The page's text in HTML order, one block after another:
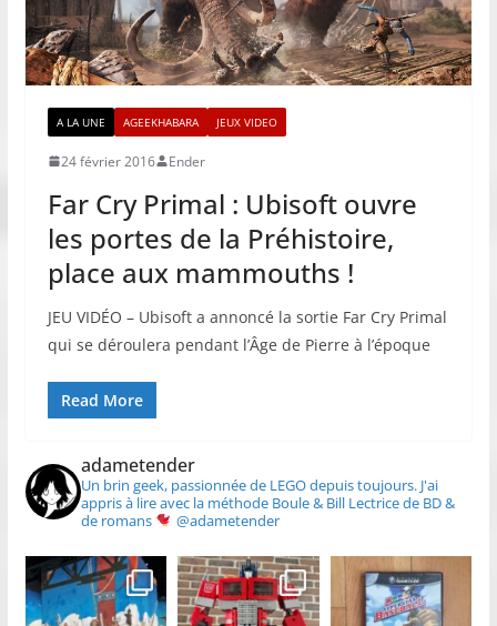
A LA UNE AGEEKHABARA JEUX VIDEO
24 février 2016 Ender
Far Cry Primal : Ubisoft ouvre
les portes de la Préhistoire,
place aux mammouths !
JEU VIDÉO – Ubisoft a annoncé la sortie Far Cry Primal
qui se déroulera pendant l’Âge de Pierre à l’époque
Read More
adametender
Un brin geek, passionnée de LEGO depuis toujours.J'ai
appris à lire avec la méthode Boule & Bill Lectrice de BD &
de romans
@adametender